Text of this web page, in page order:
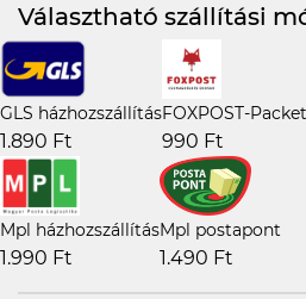
Választható szállítási
GLS házhozszállítás
1.890 Ft
FOXPOST-
990 Ft
Mpl házhozszállítás
1.990 Ft
Mpl postapont
1.490 Ft